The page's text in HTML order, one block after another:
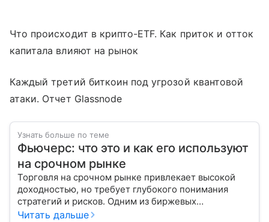
Что происходит в крипто-ETF. Как приток и отток
капитала влияют на рынок
Каждый третий биткоин под угрозой квантовой
атаки. Отчет Glassnode
Узнать больше по теме
Фьючерс: что это и как его используют
на срочном рынке
Торговля на срочном рынке привлекает высокой
доходностью, но требует глубокого понимания
стратегий и рисков. Одним из биржевых
инструментов для краткосрочных инвестиций
Читать дальше